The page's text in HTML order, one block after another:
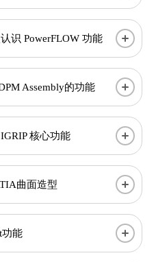
识 PowerFLOW 功能
Assembly的功能
核心功能
曲面造型
功能